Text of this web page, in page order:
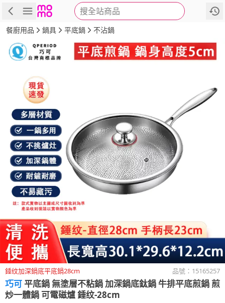
搜全站商品
商品 評價 詳情
餐廚用品 鍋具 平底鍋 不沾鍋
錘纹加深鍋底平底鍋28cm 品號： 15165257
巧可 平底鍋 無塗層不粘鍋 加深鍋底鈦鍋 牛排平底煎鍋 煎
炒一體鍋 可電磁爐 錘纹-28cm